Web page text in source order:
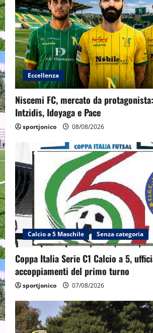
Eccellenza
Niscemi FC, mercato da
Intzidis, Idoyaga e Pace
sportjonico 08/08/2026
Calcio a 5 Maschile Senza categoria
Coppa Italia Serie C1 Calcio a 5,
accoppiamenti del primo turno
sportjonico 07/08/2026